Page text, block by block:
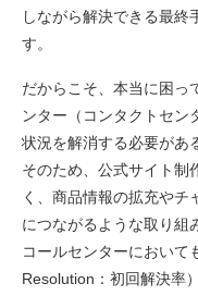
しながら解決できる最終
す。
だからこそ、本当に困っ
ンター（コンタクトセン
状況を解消する必要があ
そのため、公式サイト制
く、商品情報の拡充やチ
につながるような取り組
コールセンターにおいて
Resolution：初回解決率